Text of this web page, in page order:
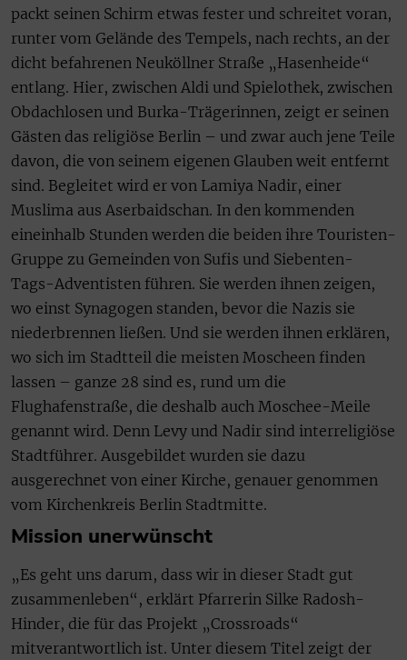
packt seinen Schirm etwas fester und schreitet voran,
runter vom Gelände des Tempels, nach rechts, an der
dicht befahrenen Neuköllner Straße „Hasenheide“
entlang. Hier, zwischen Aldi und Spielothek, zwischen
Obdachlosen und Burka-Trägerinnen, zeigt er seinen
Gästen das religiöse Berlin – und zwar auch jene Teile
davon, die von seinem eigenen Glauben weit entfernt
sind. Begleitet wird er von Lamiya Nadir, einer
Muslima aus Aserbaidschan. In den kommenden
eineinhalb Stunden werden die beiden ihre Touristen-
Gruppe zu Gemeinden von Sufis und Siebenten-
Tags-Adventisten führen. Sie werden ihnen zeigen,
wo einst Synagogen standen, bevor die Nazis sie
niederbrennen ließen. Und sie werden ihnen erklären,
wo sich im Stadtteil die meisten Moscheen finden
lassen – ganze 28 sind es, rund um die
Flughafenstraße, die deshalb auch Moschee-Meile
genannt wird. Denn Levy und Nadir sind interreligiöse
Stadtführer. Ausgebildet wurden sie dazu
ausgerechnet von einer Kirche, genauer genommen
vom Kirchenkreis Berlin Stadtmitte.
Mission unerwünscht
„Es geht uns darum, dass wir in dieser Stadt gut
zusammenleben“, erklärt Pfarrerin Silke Radosh-
Hinder, die für das Projekt „Crossroads“
mitverantwortlich ist. Unter diesem Titel zeigt der